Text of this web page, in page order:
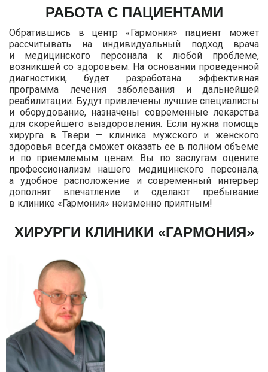
РАБОТА С ПАЦИЕНТАМИ
Обратившись в центр «Гармония» пациент может
рассчитывать на индивидуальный подход врача
и медицинского персонала к любой проблеме,
возникшей со здоровьем. На основании проведенной
диагностики, будет разработана эффективная
программа лечения заболевания и дальнейшей
реабилитации. Будут привлечены лучшие специалисты
и оборудование, назначены современные лекарства
для скорейшего выздоровления. Если нужна помощь
хирурга в Твери — клиника мужского и женского
здоровья всегда сможет оказать ее в полном объеме
и по приемлемым ценам. Вы по заслугам оцените
профессионализм нашего медицинского персонала,
а удобное расположение и современный интерьер
дополнят впечатление и сделают пребывание
в клинике «Гармония» неизменно приятным!
ХИРУРГИ КЛИНИКИ «ГАРМОНИЯ»